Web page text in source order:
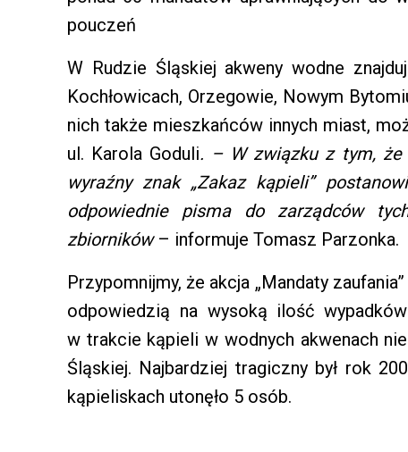
pouczeń
W Rudzie Śląskiej akweny wodne
Kochłowicach, Orzegowie, Nowym
nich także mieszkańców innych miast,
ul. Karola Goduli. – W związku z tym, że
wyraźny znak „Zakaz kąpieli”
odpowiednie pisma do zarządców
zbiorników – informuje Tomasz Parzonka.
Przypomnijmy, że akcja „Mandaty
odpowiedzią na wysoką ilość
w trakcie kąpieli w wodnych akwenach
Śląskiej. Najbardziej tragiczny był rok
kąpieliskach utonęło 5 osób.